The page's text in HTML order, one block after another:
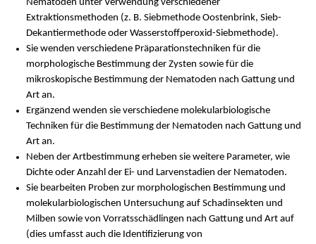
Nematoden unter Verwendung verschiedener
Extraktionsmethoden (z. B. Siebmethode Oostenbrink, Sieb-
Dekantiermethode oder Wasserstoffperoxid-Siebmethode).
Sie wenden verschiedene Präparationstechniken für die
morphologische Bestimmung der Zysten sowie für die
mikroskopische Bestimmung der Nematoden nach Gattung und
Art an.
Ergänzend wenden sie verschiedene molekularbiologische
Techniken für die Bestimmung der Nematoden nach Gattung und
Art an.
Neben der Artbestimmung erheben sie weitere Parameter, wie
Dichte oder Anzahl der Ei- und Larvenstadien der Nematoden.
Sie bearbeiten Proben zur morphologischen Bestimmung und
molekularbiologischen Untersuchung auf Schadinsekten und
Milben sowie von Vorratsschädlingen nach Gattung und Art auf
(dies umfasst auch die Identifizierung von